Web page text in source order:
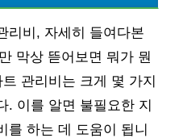
리비, 자세히 들여다본
막상 뜯어보면 뭐가 뭔
관리비는 크게 몇 가지
. 이를 알면 불필요한 지
를 하는 데 도움이 됩니